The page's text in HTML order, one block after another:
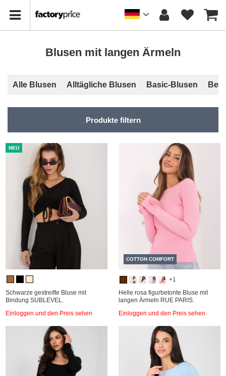
Blusen mit langen Ärmeln
Alle Blusen Alltägliche Blusen Basic-Blusen
Produkte filtern
NEU
Schwarze gestreifte Bluse mit
Bindung SUBLEVEL.
Einloggen und den Preis sehen
COTTON COMFORT
+1
Helle rosa figurbetonte Bluse mit
langen Ärmeln RUE PARIS.
Einloggen und den Preis sehen